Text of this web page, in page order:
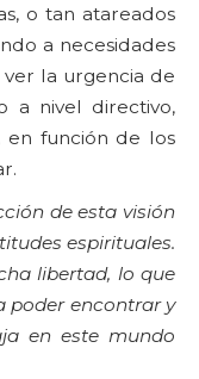
o tan atareados
a necesidades
la urgencia de
a nivel directivo,
en función de los
de esta visión
espirituales.
libertad, lo que
poder encontrar y
en este mundo